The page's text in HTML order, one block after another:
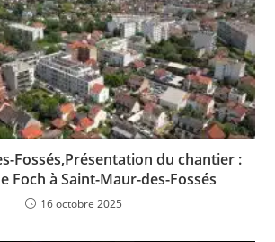
Fossés,Présentation du chantier :
Foch à Saint-Maur-des-Fossés
16 octobre 2025